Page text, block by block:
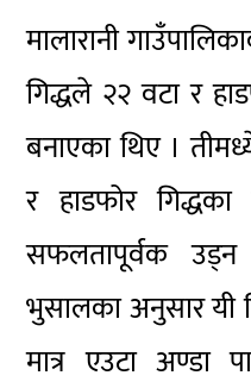
मालारानी
गिद्धले २२ वटा र
बनाएका थिए ।
र हाडफोर
सफलतापूर्वक
भुसालका अनुसार यी
मात्र एउटा अण्डा